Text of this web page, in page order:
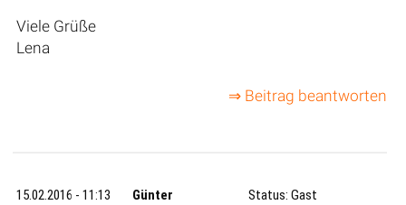
Viele Grüße
Lena
⇒ Beitrag beantworten
15.02.2016 - 11:13 Günter
Status: Gast